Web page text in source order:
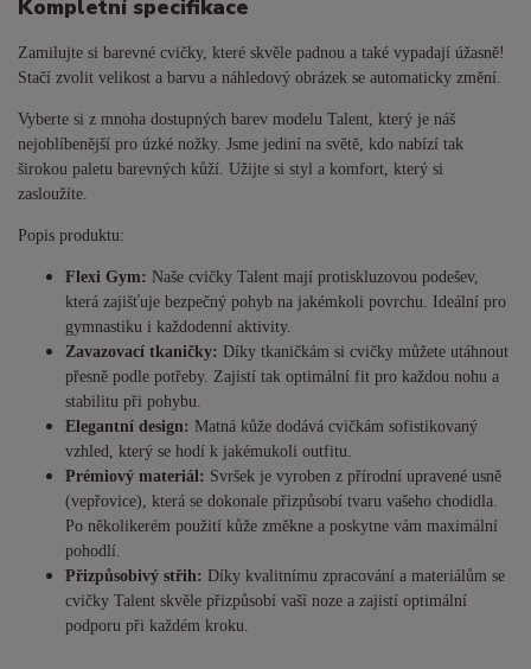
Kompletní specifikace
Zamilujte si barevné cvičky, které skvěle padnou a také vypadají úžasně!
Stačí zvolit velikost a barvu a náhledový obrázek se automaticky změní.
Vyberte si z mnoha dostupných barev modelu Talent, který je náš
nejoblíbenější pro úzké nožky. Jsme jediní na světě, kdo nabízí tak
širokou paletu barevných kůží. Užijte si styl a komfort, který si
zasloužíte.
Popis produktu:
Flexi Gym: Naše cvičky Talent mají protiskluzovou podešev,
která zajišťuje bezpečný pohyb na jakémkoli povrchu. Ideální pro
gymnastiku i každodenní aktivity.
Zavazovací tkaničky: Díky tkaničkám si cvičky můžete utáhnout
přesně podle potřeby. Zajistí tak optimální fit pro každou nohu a
stabilitu při pohybu.
Elegantní design: Matná kůže dodává cvičkám sofistikovaný
vzhled, který se hodí k jakémukoli outfitu.
Prémiový materiál: Svršek je vyroben z přírodní upravené usně
(vepřovice), která se dokonale přizpůsobí tvaru vašeho chodidla.
Po několikerém použití kůže změkne a poskytne vám maximální
pohodlí.
Přizpůsobivý střih: Díky kvalitnímu zpracování a materiálům se
cvičky Talent skvěle přizpůsobí vaší noze a zajistí optimální
podporu při každém kroku.